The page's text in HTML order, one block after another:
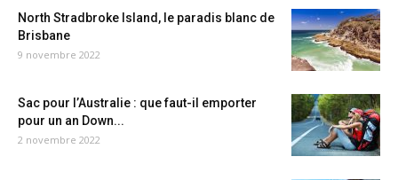
North Stradbroke Island, le paradis blanc de
Brisbane
9 novembre 2022
Sac pour l’Australie : que faut-il emporter
pour un an Down...
2 novembre 2022